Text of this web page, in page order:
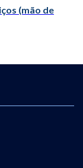
(mão de